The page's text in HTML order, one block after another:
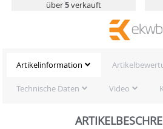
über5verkauft
Artikelinformation
Technische Daten Video